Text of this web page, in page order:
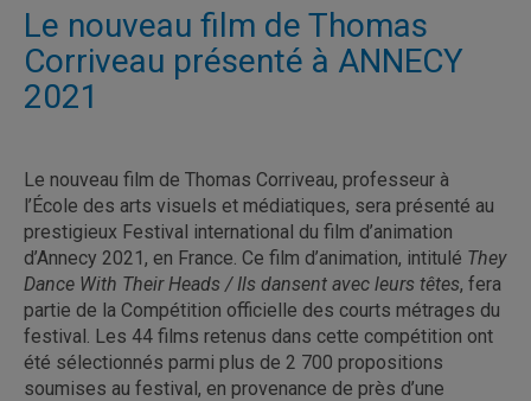
Le nouveau film de Thomas
Corriveau présenté à ANNECY
2021
Le nouveau film de Thomas Corriveau, professeur à
l’École des arts visuels et médiatiques, sera présenté au
prestigieux Festival international du film d’animation
d’Annecy 2021, en France. Ce film d’animation, intitulé They
Dance With Their Heads / Ils dansent avec leurs têtes, fera
partie de la Compétition officielle des courts métrages du
festival. Les 44 films retenus dans cette compétition ont
été sélectionnés parmi plus de 2 700 propositions
soumises au festival, en provenance de près d’une